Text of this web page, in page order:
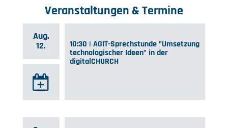
Veranstaltungen & Termine
Aug.
12.
10:30 | AGIT-Sprechstunde "Umsetzung
technologischer Ideen" in der
digitalCHURCH